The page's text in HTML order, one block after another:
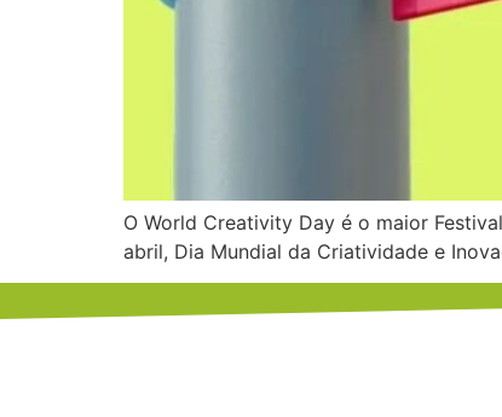
O World Creativity Day é o maior
abril, Dia Mundial da Criatividade e